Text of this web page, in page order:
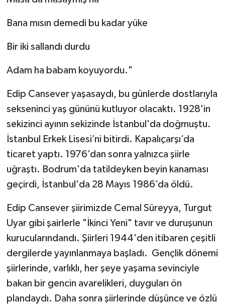
Bana mısın demedi bu kadar yüke
Bir iki sallandı durdu
Adam ha babam koyuyordu."
Edip Cansever yaşasaydı, bu günlerde dostlarıyla
sekseninci yaş gününü kutluyor olacaktı. 1928'in
sekizinci ayının sekizinde İstanbul'da doğmuştu.
İstanbul Erkek Lisesi’ni bitirdi. Kapalıçarşı’da
ticaret yaptı. 1976’dan sonra yalnızca şiirle
uğraştı. Bodrum'da tatildeyken beyin kanaması
geçirdi, İstanbul'da 28 Mayıs 1986’da öldü.
Edip Cansever şiirimizde Cemal Süreyya, Turgut
Uyar gibi şairlerle "İkinci Yeni" tavır ve duruşunun
kurucularındandı. Şiirleri 1944'den itibaren çeşitli
dergilerde yayınlanmaya başladı. Gençlik dönemi
şiirlerinde, varlıklı, her şeye yaşama sevinciyle
bakan bir gencin avarelikleri, duyguları ön
plandaydı. Daha sonra şiirlerinde düşünce ve özlü